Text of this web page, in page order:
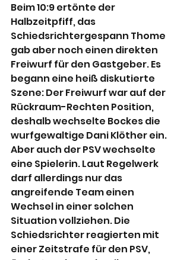
Beim 10:9 ertönte der
Halbzeitpfiff, das
Schiedsrichtergespann Thome
gab aber noch einen direkten
Freiwurf für den Gastgeber. Es
begann eine heiß diskutierte
Szene: Der Freiwurf war auf der
Rückraum-Rechten Position,
deshalb wechselte Bockes die
wurfgewaltige Dani Klöther ein.
Aber auch der PSV wechselte
eine Spielerin. Laut Regelwerk
darf allerdings nur das
angreifende Team einen
Wechsel in einer solchen
Situation vollziehen. Die
Schiedsrichter reagierten mit
einer Zeitstrafe für den PSV,